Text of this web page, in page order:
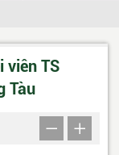
viên TS
Tàu